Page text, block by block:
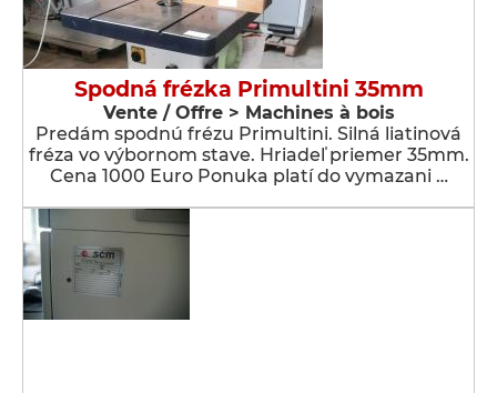
Spodná frézka Primultini 35mm
Vente / Offre > Machines à bois
Predám spodnú frézu Primultini. Silná liatinová
fréza vo výbornom stave. Hriadeľ priemer 35mm.
Cena 1000 Euro Ponuka platí do vymazani …